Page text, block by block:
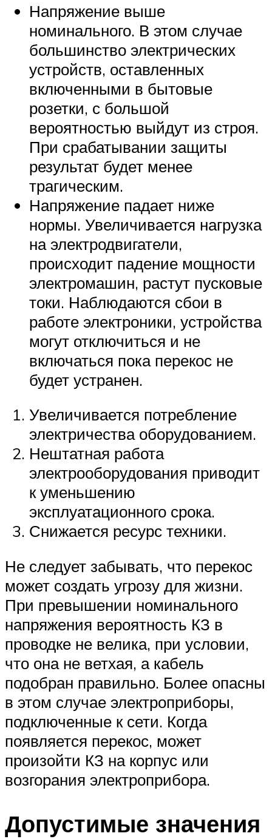
Напряжение выше
номинального. В этом случае
большинство электрических
устройств, оставленных
включенными в бытовые
розетки, с большой
вероятностью выйдут из строя.
При срабатывании защиты
результат будет менее
трагическим.
Напряжение падает ниже
нормы. Увеличивается нагрузка
на электродвигатели,
происходит падение мощности
электромашин, растут пусковые
токи. Наблюдаются сбои в
работе электроники, устройства
могут отключиться и не
включаться пока перекос не
будет устранен.
Увеличивается потребление
электричества оборудованием.
Нештатная работа
электрооборудования приводит
к уменьшению
эксплуатационного срока.
Снижается ресурс техники.
Не следует забывать, что перекос
может создать угрозу для жизни.
При превышении номинального
напряжения вероятность КЗ в
проводке не велика, при условии,
что она не ветхая, а кабель
подобран правильно. Более опасны
в этом случае электроприборы,
подключенные к сети. Когда
появляется перекос, может
произойти КЗ на корпус или
возгорания электроприбора.
Допустимые значения